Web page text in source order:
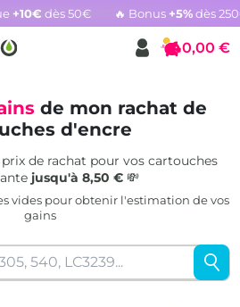
+10€ dès 50€ 🔥 Bonus +5%dès
l'offre promotionnelle
Panier
0,00 €
de mon rachat de
d'encre
de rachat pour vos cartouches
jusqu'à 8,50 €💸
vides pour obtenir l'estimation de vos
gains